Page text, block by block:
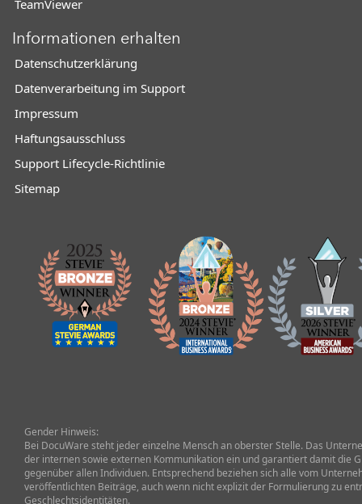
TeamViewer
Informationen erhalten
Datenschutzerklärung
Datenverarbeitung im Support
Impressum
Haftungsausschluss
Support Lifecycle-Richtlinie
Sitemap
Gender Hinweis:
Bei DocuWare steht jeder einzelne Mensch an oberster Stelle. Das
der internen sowie externen Kommunikation ein und garantiert damit die
gegenüber allen Individuen. Entsprechend beziehen sich alle vom
veröffentlichten Beiträge, auch wenn nicht explizit der Formulierung zu
Geschlechtsidentitäten.